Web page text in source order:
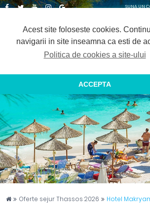
Acest site foloseste cookies.
navigarii in site inseamna ca esti de
Politica de cookies a site-ului
ACCEPTA
Captain Travel
Oferte sejur Thassos 2026 Hotel
SUNA UN
Plus